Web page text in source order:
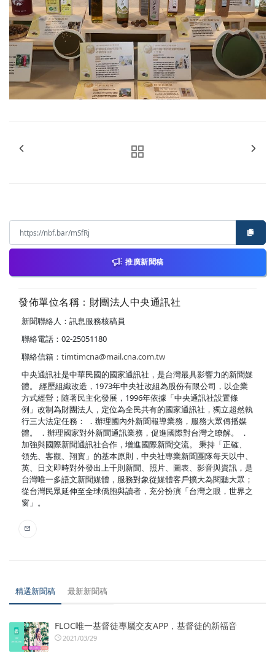
推廣新聞稿
發佈單位名稱：財團法人中央通訊社
新聞聯絡人：訊息服務核稿員
聯絡電話：02-25051180
聯絡信箱： timtimcna@mail.cna.com.tw
中央通訊社是中華民國的國家通訊社，是台灣最具影響力的新聞媒
體。 經歷組織改造，1973年中央社改組為股份有限公司，以企業
方式經營；隨著民主化發展，1996年依據「中央通訊社設置條
例」改制為財團法人，定位為全民共有的國家通訊社，獨立超然執
行三大法定任務： ．辦理國內外新聞報導業務，服務大眾傳播媒
體。 ．辦理國家對外新聞通訊業務，促進國際對台灣之瞭解。 ．
加強與國際新聞通訊社合作，增進國際新聞交流。 秉持「正確、
領先、客觀、翔實」的基本原則，中央社專業新聞團隊每天以中、
英、日文即時對外發出上千則新聞、照片、圖表、影音與資訊，是
台灣唯一多語文新聞媒體，服務對象從媒體客戶擴大為閱聽大眾；
從台灣民眾延伸至全球僑胞與讀者，充分扮演「台灣之眼，世界之
窗」。
精選新聞稿 最新新聞稿
FLOC唯一基督徒專屬交友APP，基督徒的新福音
2021/03/29